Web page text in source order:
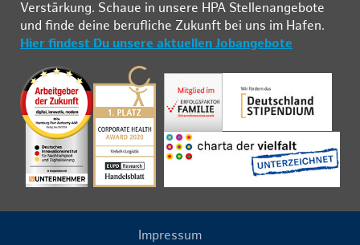
Ver­stär­kung. Schau­e in un­se­re HPA Stel­len­an­ge­bo­te
und fin­de deine be­ruf­li­che Zu­kunft bei uns im Ha­fen.
Hier findest Du unsere aktuellen Jobangebote
Impressum